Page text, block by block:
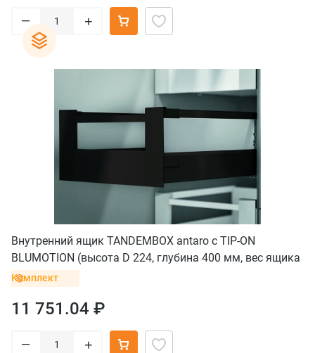
– +
Внутренний ящик TANDEMBOX antaro с TIP-ON
BLUMOTION (высота D 224, глубина 400 мм, вес ящика
от 10 до 30 кг), черный
Комплект
11 751.04 ₽
– +